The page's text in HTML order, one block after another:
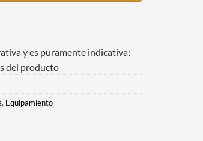
y es puramente indicativa;
del producto
, Equipamiento